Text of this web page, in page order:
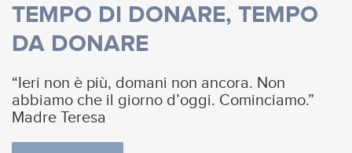
TEMPO DI DONARE, TEMPO
DA DONARE
“Ieri non è più, domani non ancora. Non
abbiamo che il giorno d’oggi. Cominciamo.”
Madre Teresa